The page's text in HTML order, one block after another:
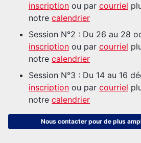
inscription ou par courriel
notre calendrier
Session N°2 : Du 26 au 28
inscription ou par courriel
notre calendrier
Session N°3 : Du 14 au 16
inscription ou par courriel
notre calendrier
Nous contacter pour de plus